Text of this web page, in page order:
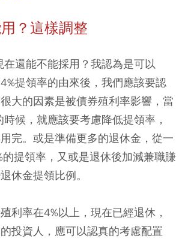
？這樣調整
在還能不能採用？我認為是可以
提領率的由來後，我們應該要認
大的因素是被債券殖利率影響，當
候，就應該要考慮降低提領率，
完。或是準備更多的退休金，從一
提領率，又或是退休後加減兼職賺
休金提領比例。
利率在4%以上，現在已經退休，
投資人，應可以認真的考慮配置